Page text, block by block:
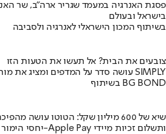
פסגת האנרגיה במעמד שגריר ארה"ב, שר
בישראל ובעולם
בשיתוף המכון הישראלי לאנרגיה ולסביבה
צובעים את הבית? אל תעשו את הטעות הזו
מומחה BG BOND עושה סדר על המדפים ומציג את מותג הצבע SIMPLY
בשיתוף BG BOND
שיא של 600 מיליון שקל: הטוטו עושה מהפיכה
יחסי הימור משופרים, הפקדות ב-Apple Pay ותשלום זכיות מיידי